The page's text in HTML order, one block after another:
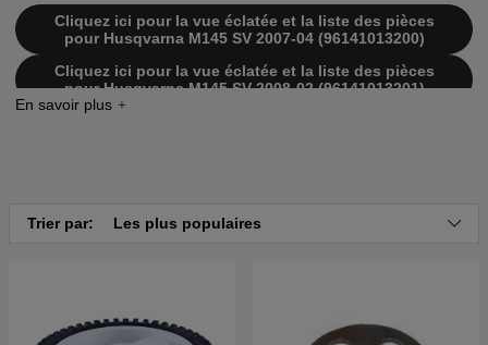
Cliquez ici pour la vue éclatée et la liste des pièces
pour Husqvarna M145 SV 2007-04 (96141013200)
Cliquez ici pour la vue éclatée et la liste des pièces
pour Husqvarna M145 SV 2008-02 (96141013201)
Trier par: Les plus populaires